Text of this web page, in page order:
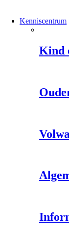
Kenniscentrum
Kind